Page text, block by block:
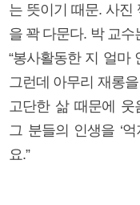
는 뜻이기 때문. 사진
을 꽉 다문다. 박 교수
“봉사활동한 지 얼마
그런데 아무리 재롱
고단한 삶 때문에 웃
그 분들의 인생을 ‘
요.”